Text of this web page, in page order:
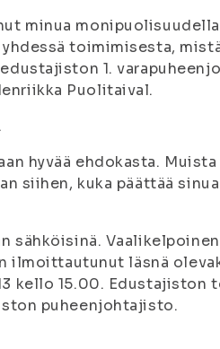
minua
toimimisesta,
1.
Puolitaival.
hyvää ehdokasta. Muista
siihen, kuka päättää
sähköisinä.
läsnä
kello 15.00. Edustajiston
puheenjohtajisto.